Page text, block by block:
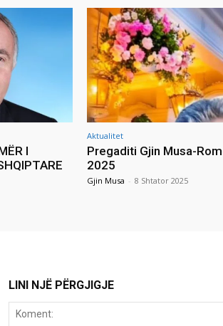
I
Aktualitet
Pregaditi Gjin Musa-
2025
Gjin Musa - 8 Shtator 2025
LINI NJË PËRGJIGJE